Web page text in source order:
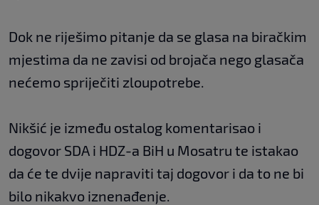
Dok ne riješimo pitanje da se glasa na biračkim
mjestima da ne zavisi od brojača nego glasača
nećemo spriječiti zloupotrebe.
Nikšić je između ostalog komentarisao i
dogovor SDA i HDZ-a BiH u Mosatru te istakao
da će te dvije napraviti taj dogovor i da to ne bi
bilo nikakvo iznenađenje.